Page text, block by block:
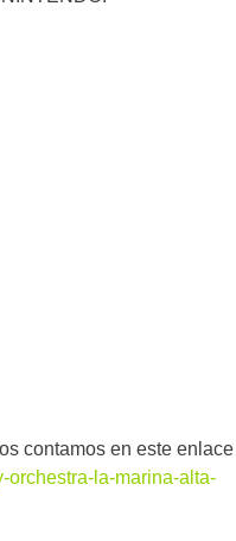
os contamos en este enlace
orchestra-la-marina-alta-